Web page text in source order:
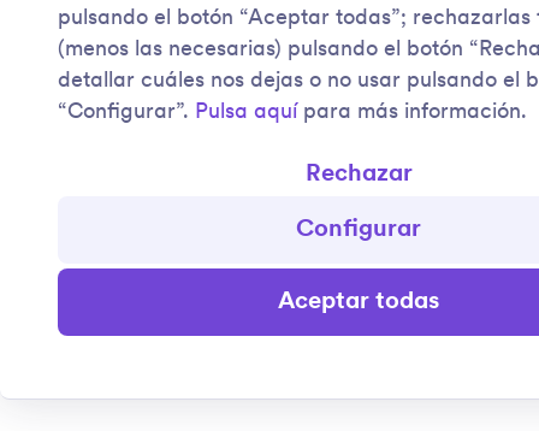
pulsando el botón “Aceptar todas”; rechazarlas
(menos las necesarias) pulsando el botón
detallar cuáles nos dejas o no usar pulsando el
“Configurar”. Pulsa aquí para más información.
Rechazar
Configurar
Aceptar todas